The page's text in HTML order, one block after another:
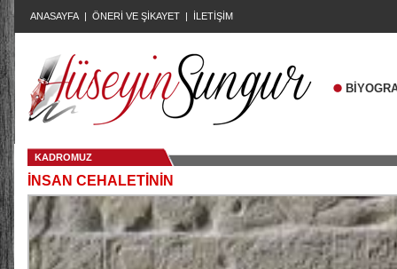
ANASAYFA | ÖNERİ VE ŞİKAYET | İLETİŞİM
KADROMUZ
İNSAN CEHALETİNİN